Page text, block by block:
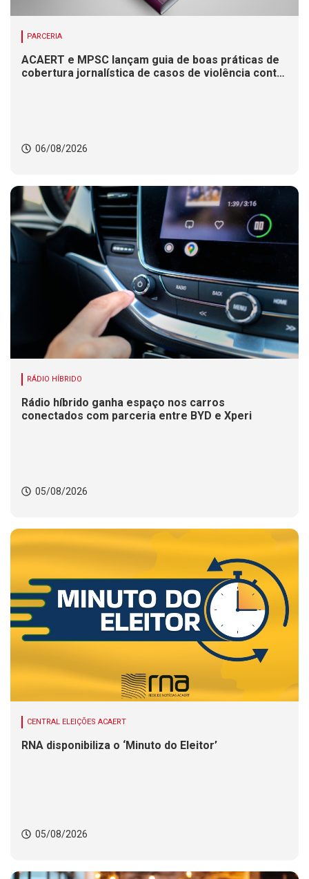
PARCERIA
ACAERT e MPSC lançam guia de boas práticas de
cobertura jornalística de casos de violência contra
06/08/2026
RÁDIO HÍBRIDO
Rádio híbrido ganha espaço nos carros
conectados com parceria entre BYD e Xperi
05/08/2026
CENTRAL ELEIÇÕES ACAERT
RNA disponibiliza o ‘Minuto do Eleitor’
05/08/2026